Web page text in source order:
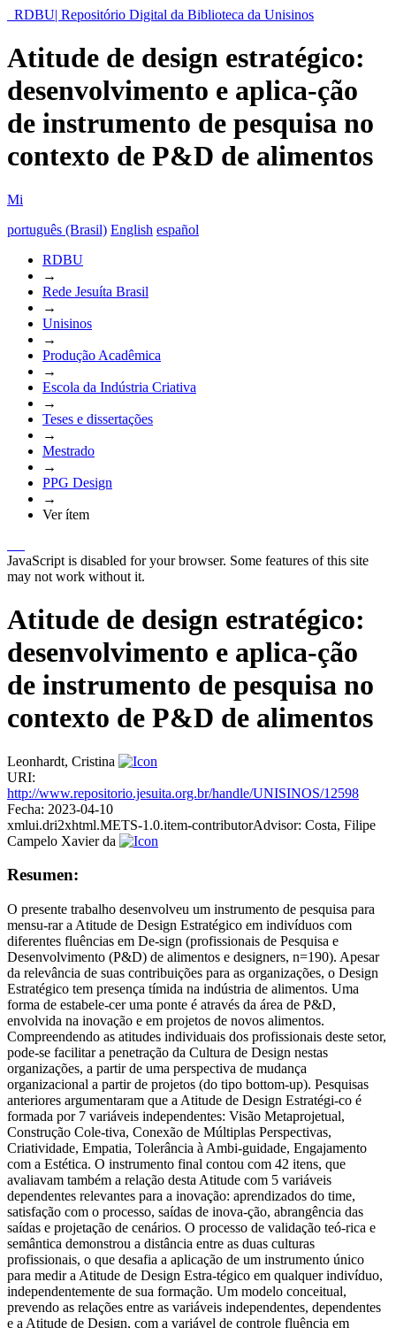
RDBU| Repositório Digital da Biblioteca da Unisinos
Atitude de design estratégico:
desenvolvimento e aplica-ção
de instrumento de pesquisa no
contexto de P&D de alimentos
Mi
português (Brasil) English español
RDBU
→
Rede Jesuíta Brasil
→
Unisinos
→
Produção Acadêmica
→
Escola da Indústria Criativa
→
Teses e dissertações
→
Mestrado
→
PPG Design
→
Ver ítem
JavaScript is disabled for your browser. Some features of this site
may not work without it.
Atitude de design estratégico:
desenvolvimento e aplica-ção
de instrumento de pesquisa no
contexto de P&D de alimentos
Leonhardt, Cristina
URI:
http://www.repositorio.jesuita.org.br/handle/UNISINOS/12598
Fecha: 2023-04-10
xmlui.dri2xhtml.METS-1.0.item-contributorAdvisor: Costa, Filipe
Campelo Xavier da
Resumen:
O presente trabalho desenvolveu um instrumento de pesquisa para
mensu-rar a Atitude de Design Estratégico em indivíduos com
diferentes fluências em De-sign (profissionais de Pesquisa e
Desenvolvimento (P&D) de alimentos e designers, n=190). Apesar
da relevância de suas contribuições para as organizações, o Design
Estratégico tem presença tímida na indústria de alimentos. Uma
forma de estabele-cer uma ponte é através da área de P&D,
envolvida na inovação e em projetos de novos alimentos.
Compreendendo as atitudes individuais dos profissionais deste setor,
pode-se facilitar a penetração da Cultura de Design nestas
organizações, a partir de uma perspectiva de mudança
organizacional a partir de projetos (do tipo bottom-up). Pesquisas
anteriores argumentaram que a Atitude de Design Estratégi-co é
formada por 7 variáveis independentes: Visão Metaprojetual,
Construção Cole-tiva, Conexão de Múltiplas Perspectivas,
Criatividade, Empatia, Tolerância à Ambi-guidade, Engajamento
com a Estética. O instrumento final contou com 42 itens, que
avaliavam também a relação desta Atitude com 5 variáveis
dependentes relevantes para a inovação: aprendizados do time,
satisfação com o processo, saídas de inova-ção, abrangência das
saídas e projetação de cenários. O processo de validação teó-rica e
semântica demonstrou a distância entre as duas culturas
profissionais, o que desafia a aplicação de um instrumento único
para medir a Atitude de Design Estra-tégico em qualquer indivíduo,
independentemente de sua formação. Um modelo conceitual,
prevendo as relações entre as variáveis independentes, dependentes
e a Atitude de Design, com a variável de controle fluência em